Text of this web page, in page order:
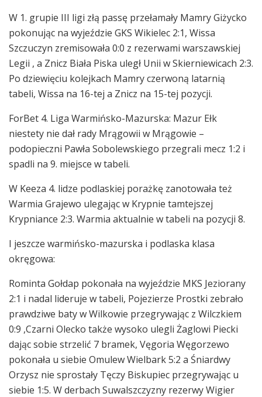
W 1. grupie III ligi złą passę przełamały Mamry Giżycko
pokonując na wyjeździe GKS Wikielec 2:1, Wissa
Szczuczyn zremisowała 0:0 z rezerwami warszawskiej
Legii , a Znicz Biała Piska uległ Unii w Skierniewicach 2:3.
Po dziewięciu kolejkach Mamry czerwoną latarnią
tabeli, Wissa na 16-tej a Znicz na 15-tej pozycji.
ForBet 4. Liga Warmińsko-Mazurska: Mazur Ełk
niestety nie dał rady Mrągowii w Mrągowie –
podopieczni Pawła Sobolewskiego przegrali mecz 1:2 i
spadli na 9. miejsce w tabeli.
W Keeza 4. lidze podlaskiej porażkę zanotowała też
Warmia Grajewo ulegając w Krypnie tamtejszej
Krypniance 2:3. Warmia aktualnie w tabeli na pozycji 8.
I jeszcze warmińsko-mazurska i podlaska klasa
okręgowa:
Rominta Gołdap pokonała na wyjeździe MKS Jeziorany
2:1 i nadal lideruje w tabeli, Pojezierze Prostki zebrało
prawdziwe baty w Wilkowie przegrywając z Wilczkiem
0:9 ,Czarni Olecko także wysoko ulegli Żaglowi Piecki
dając sobie strzelić 7 bramek, Vęgoria Węgorzewo
pokonała u siebie Omulew Wielbark 5:2 a Śniardwy
Orzysz nie sprostały Tęczy Biskupiec przegrywając u
siebie 1:5. W derbach Suwalszczyzny rezerwy Wigier